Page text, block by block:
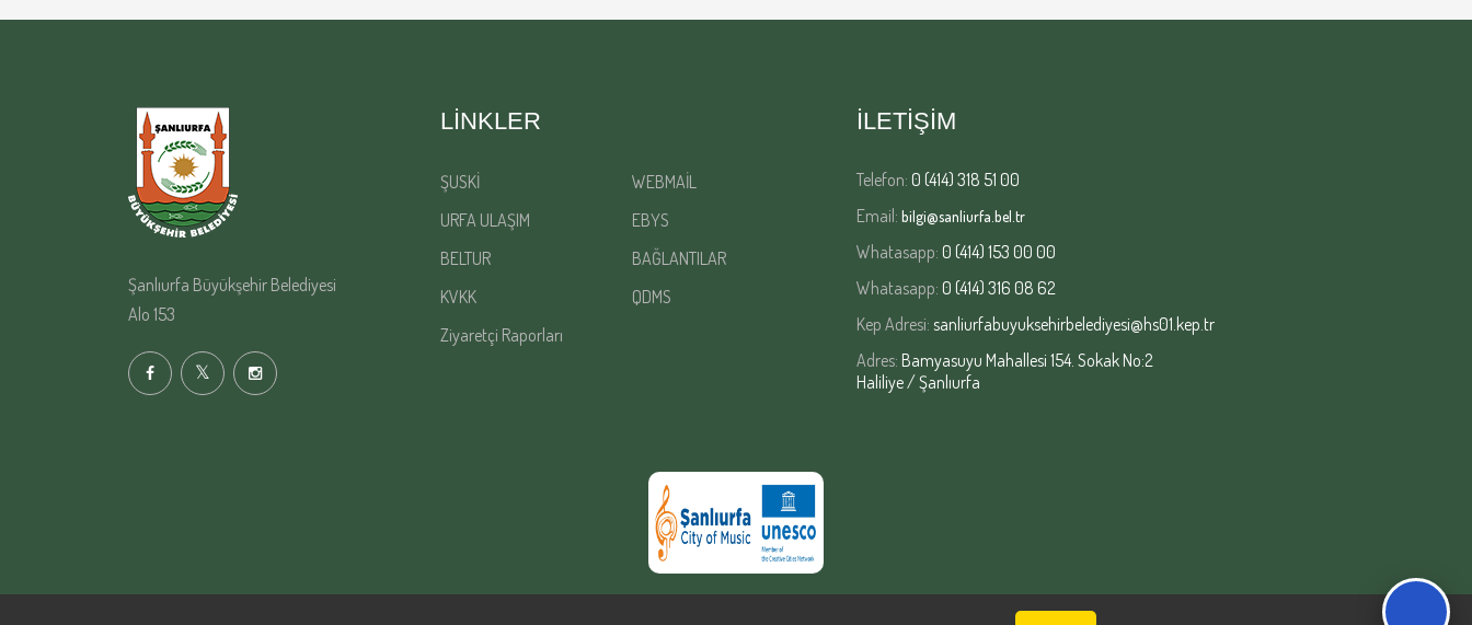
Şanlıurfa Büyükşehir Belediyesi
Alo 153
LINKLER
ŞUSKİ
WEBMAİL
URFA ULAŞIM
EBYS
BELTUR
BAĞLANTILAR
KVKK
QDMS
Ziyaretçi Raporları
İLETİŞİM
Telefon: 0 (414) 318 51 00
Email: bilgi@sanliurfa.bel.tr
Whatasapp: 0 (414) 153 00 00
Whatasapp: 0 (414) 316 08 62
Kep Adresi: sanliurfabuyuksehirbelediyesi@hs01.kep.tr
Adres: Bamyasuyu Mahallesi 154. Sokak No:2
Haliliye / Şanlıurfa